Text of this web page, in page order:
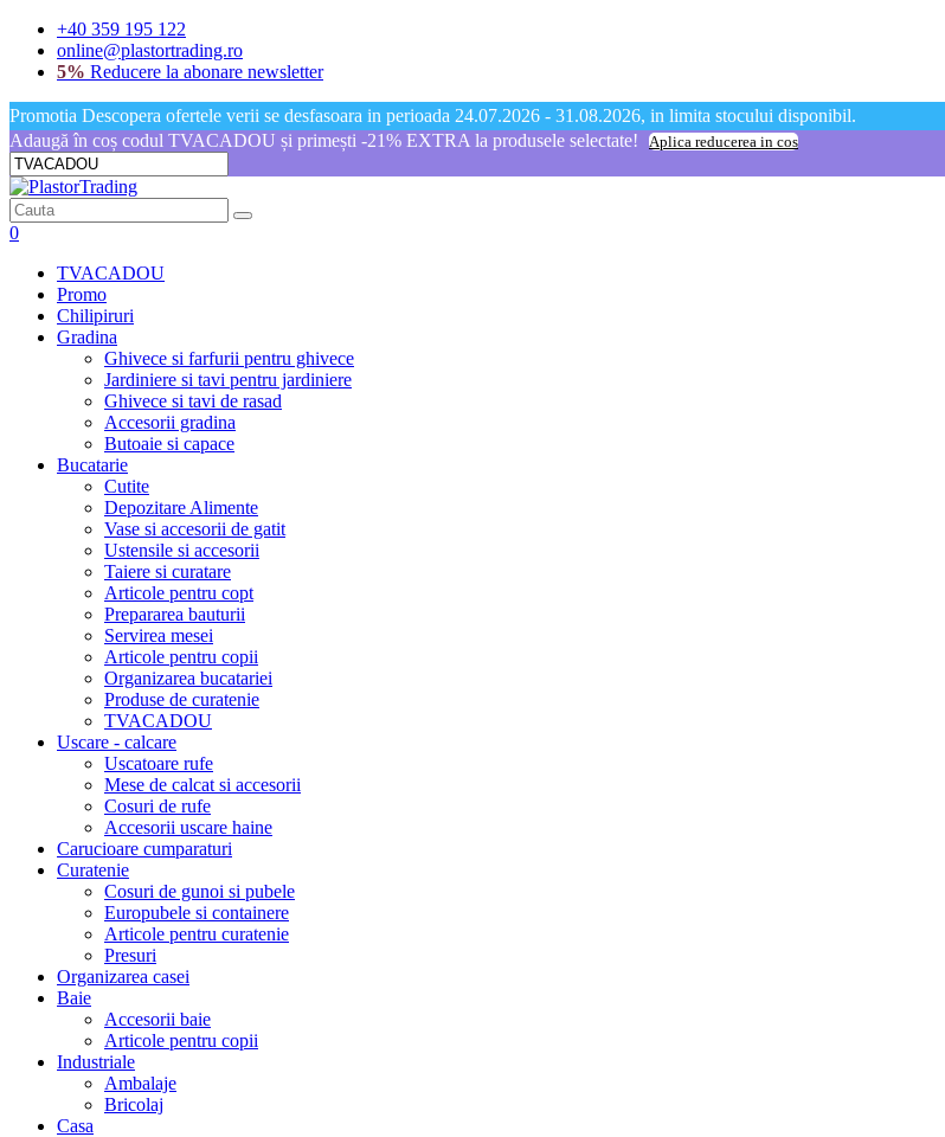
+40 359 195 122
online@plastortrading.ro
5% Reducere la abonare newsletter
Promotia Descopera ofertele verii se desfasoara in perioada 24.07.2026 - 31.08.2026, in limita stocului disponibil.
Adaugă în coș codul TVACADOU și primești -21% EXTRA la produsele selectate!
Aplica reducerea in cos
0
TVACADOU
Promo
Chilipiruri
Gradina
Ghivece si farfurii pentru ghivece
Jardiniere si tavi pentru jardiniere
Ghivece si tavi de rasad
Accesorii gradina
Butoaie si capace
Bucatarie
Cutite
Depozitare Alimente
Vase si accesorii de gatit
Ustensile si accesorii
Taiere si curatare
Articole pentru copt
Prepararea bauturii
Servirea mesei
Articole pentru copii
Organizarea bucatariei
Produse de curatenie
TVACADOU
Uscare - calcare
Uscatoare rufe
Mese de calcat si accesorii
Cosuri de rufe
Accesorii uscare haine
Carucioare cumparaturi
Curatenie
Cosuri de gunoi si pubele
Europubele si containere
Articole pentru curatenie
Presuri
Organizarea casei
Baie
Accesorii baie
Articole pentru copii
Industriale
Ambalaje
Bricolaj
Casa